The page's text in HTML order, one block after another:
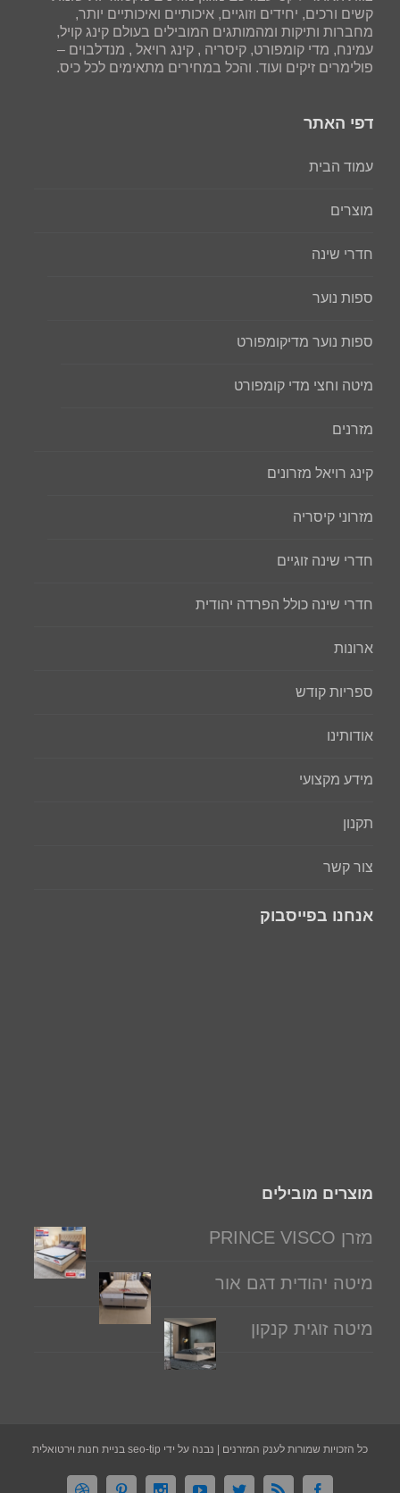
קשים ורכים, יחידים וזוגיים, איכותיים ואיכותיים יותר,
מחברות ותיקות ומהמותגים המובילים בעולם קינג קויל,
עמינח, מדי קומפורט, קיסריה , קינג רויאל , מנדלבוים –
פולימרים זיקים ועוד. והכל במחירים מתאימים לכל כיס.
דפי האתר
עמוד הבית
מוצרים
חדרי שינה
ספות נוער
ספות נוער מדיקומפורט
מיטה וחצי מדי קומפורט
מזרנים
קינג רויאל מזרונים
מזרוני קיסריה
חדרי שינה זוגיים
חדרי שינה כולל הפרדה יהודית
ארונות
ספריות קודש
אודותינו
מידע מקצועי
תקנון
צור קשר
אנחנו בפייסבוק
מוצרים מובילים
מזרן PRINCE VISCO
מיטה יהודית דגם אור
מיטה זוגית קנקון
כל הזכויות שמורות לענק המזרנים | נבנה על ידי seo-tip בניית חנות וירטואלית